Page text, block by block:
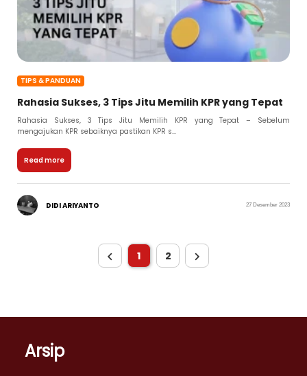
TIPS & PANDUAN
Rahasia Sukses, 3 Tips Jitu Memilih KPR yang Tepat
Rahasia Sukses, 3 Tips Jitu Memilih KPR yang Tepat – Sebelum
mengajukan KPR sebaiknya pastikan KPR s...
Read more
DIDI ARIYANTO 27 Desember 2023
1 2
Arsip